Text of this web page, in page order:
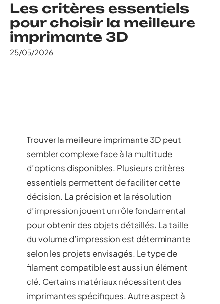
Les critères essentiels
pour choisir la meilleure
imprimante 3D
25/05/2026
Trouver la meilleure imprimante 3D peut
sembler complexe face à la multitude
d’options disponibles. Plusieurs critères
essentiels permettent de faciliter cette
décision. La précision et la résolution
d’impression jouent un rôle fondamental
pour obtenir des objets détaillés. La taille
du volume d’impression est déterminante
selon les projets envisagés. Le type de
filament compatible est aussi un élément
clé. Certains matériaux nécessitent des
imprimantes spécifiques. Autre aspect à